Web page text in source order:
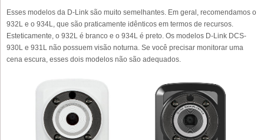
Esses modelos da D-Link são muito semelhantes. Em geral, recomendamos o
932L e o 934L, que são praticamente idênticos em termos de recursos.
Esteticamente, o 932L é branco e o 934L é preto. Os modelos D-Link DCS-
930L e 931L não possuem visão noturna. Se você precisar monitorar uma
cena escura, esses dois modelos não são adequados.